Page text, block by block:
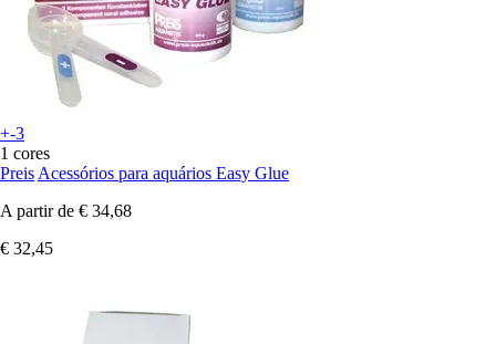
+-3
1 cores
Preis Acessórios para aquários Easy Glue
A partir de € 34,68
€ 32,45